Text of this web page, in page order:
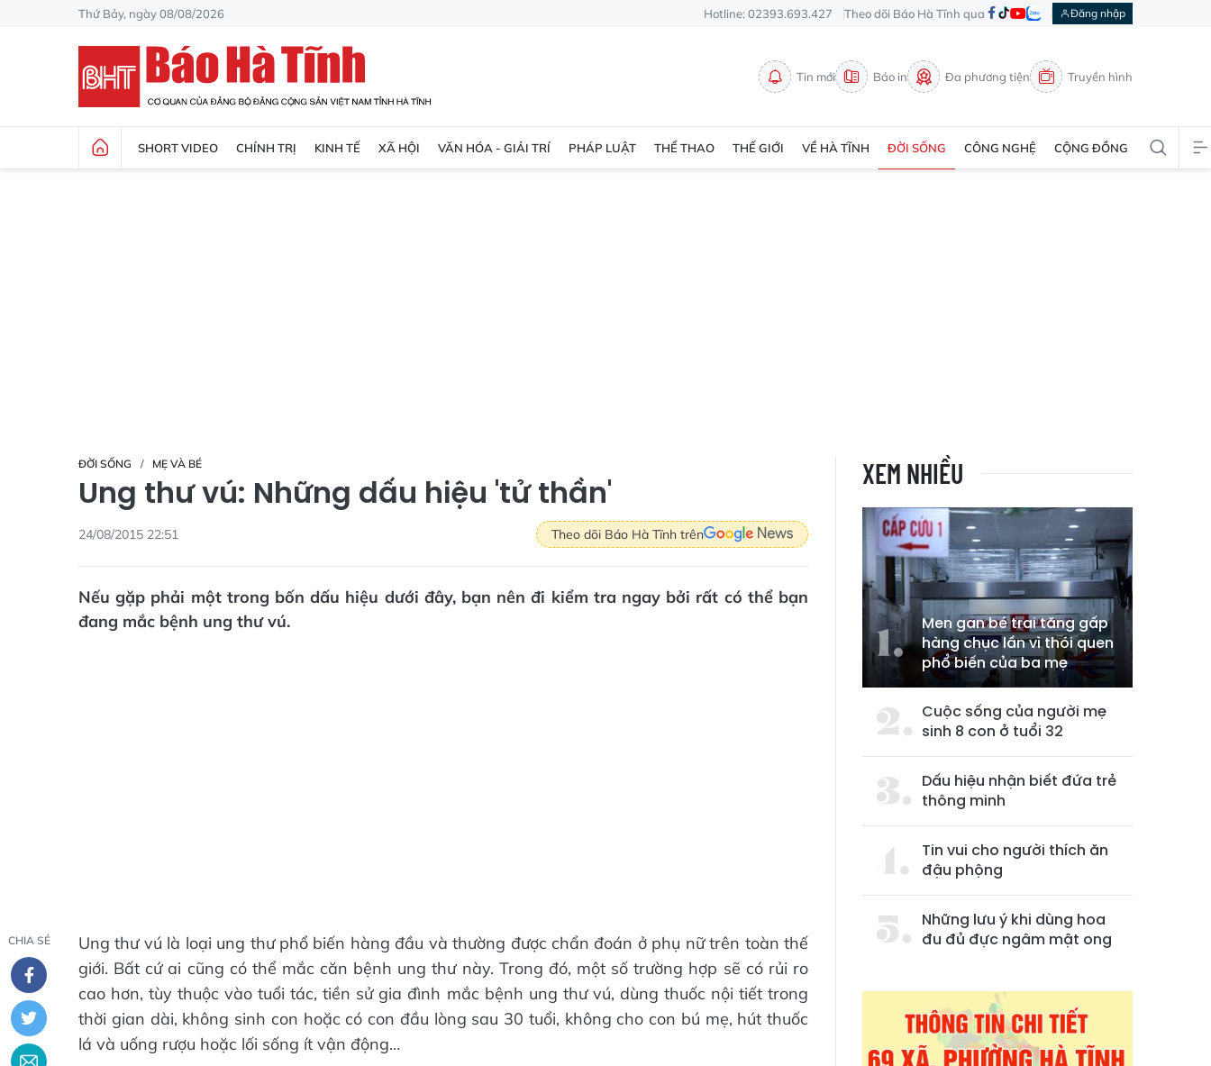
Thứ Bảy, ngày 08/08/2026 Hotline: 02393.693.427 Theo dõi Báo Hà Tĩnh qua Đăng nhập
Tin mới Báo in Đa phương tiện Truyền hình
SHORT VIDEO CHÍNH TRỊ KINH TẾ XÃ HỘI VĂN HÓA - GIẢI TRÍ PHÁP LUẬT THỂ THAO THẾ GIỚI VỀ HÀ TĨNH ĐỜI SỐNG CÔNG NGHỆ CỘNG ĐỒNG
ĐỜI SỐNG MẸ VÀ BÉ
Ung thư vú: Những dấu hiệu 'tử thần'
24/08/2015 22:51 Theo dõi Báo Hà Tĩnh trên
Nếu gặp phải một trong bốn dấu hiệu dưới đây, bạn nên đi kiểm tra ngay bởi rất có thể bạn
đang mắc bệnh ung thư vú.
CHIA SẺ
Ung thư vú là loại ung thư phổ biến hàng đầu và thường được chẩn đoán ở phụ nữ trên toàn thế
giới. Bất cứ ai cũng có thể mắc căn bệnh ung thư này. Trong đó, một số trường hợp sẽ có rủi ro
cao hơn, tùy thuộc vào tuổi tác, tiền sử gia đình mắc bệnh ung thư vú, dùng thuốc nội tiết trong
thời gian dài, không sinh con hoặc có con đầu lòng sau 30 tuổi, không cho con bú mẹ, hút thuốc
lá và uống rượu hoặc lối sống ít vận động…
XEM NHIỀU
Men gan bé trai tăng gấp
hàng chục lần vì thói quen
phổ biến của ba mẹ
Cuộc sống của người mẹ
sinh 8 con ở tuổi 32
Dấu hiệu nhận biết đứa trẻ
thông minh
Tin vui cho người thích ăn
đậu phộng
Những lưu ý khi dùng hoa
đu đủ đực ngâm mật ong